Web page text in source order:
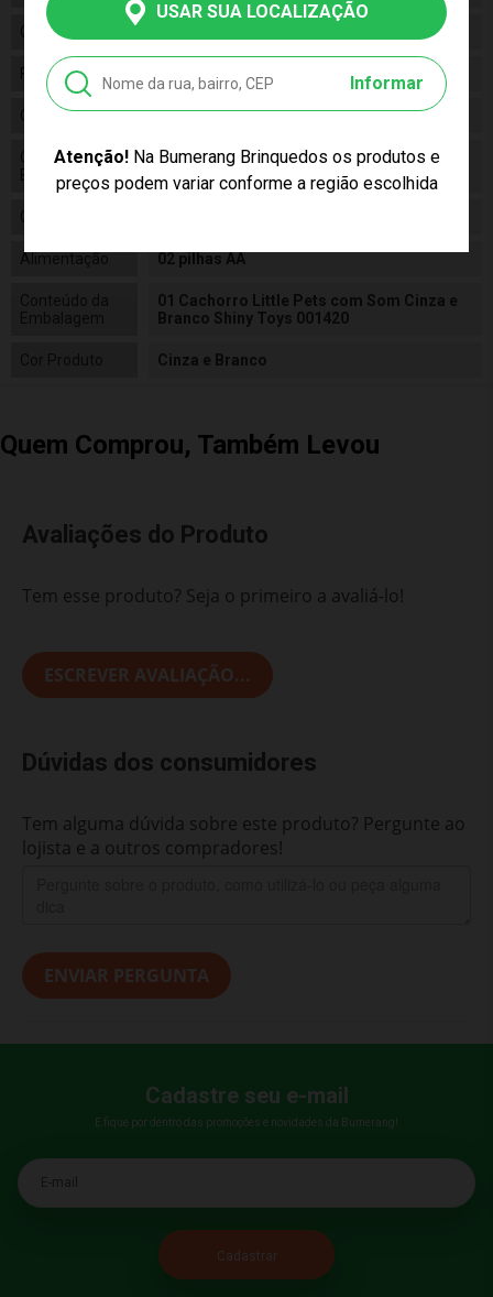
USAR SUA LOCALIZAÇÃO
Informar
Atenção!Na Bumerang Brinquedos os produtos e
preços podem variar conforme a região escolhida
Gênero
Fabricante Shiny Toys
Código 001420_CZBCO
Código de
Barras
7893120615239
Composição
Alimentação 02 pilhas AA
Conteúdo da
01 Cachorro Little Pets com Som Cinza e
Branco Shiny Toys 001420
Cinza e Branco
Quem Comprou, Também Levou
Avaliações do Produto
Tem esse produto? Seja o primeiro a avaliá-lo!
ESCREVER AVALIAÇÃO...
Dúvidas dos consumidores
Tem alguma dúvida sobre este produto? Pergunte ao
lojista e a outros compradores!
ENVIAR PERGUNTA
Cadastre seu e-mail
E fique por dentro das promoções e novidades da Bumerang!
E-mail